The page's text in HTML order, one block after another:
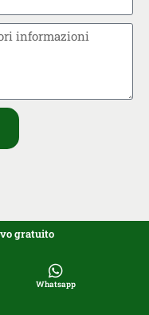
gratuito
Whatsapp